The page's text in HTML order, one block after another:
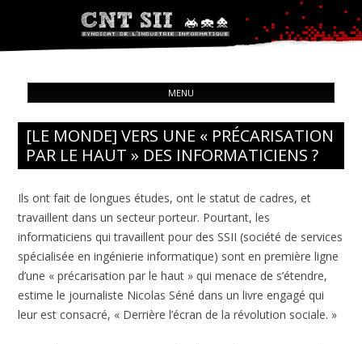
CNT – Solidarité Ouvrière
MENU
[LE MONDE] VERS UNE « PRÉCARISATION
PAR LE HAUT » DES INFORMATICIENS ?
Ils ont fait de longues études, ont le statut de cadres, et
travaillent dans un secteur porteur. Pourtant, les
informaticiens qui travaillent pour des SSII (société de services
spécialisée en ingénierie informatique) sont en première ligne
d’une « précarisation par le haut » qui menace de s’étendre,
estime le journaliste Nicolas Séné dans un livre engagé qui
leur est consacré, « Derrière l’écran de la révolution sociale. »